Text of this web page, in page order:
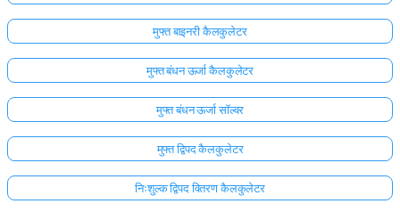
प्रश्न
नहीं
मुफ्त बाइनरी कैलकुलेटर
मुफ्त बंधन ऊर्जा कैलकुलेटर
मुफ्त बंधन ऊर्जा सॉल्वर
मुफ्त द्विपद कैलकुलेटर
निःशुल्क द्विपद वितरण कैलकुलेटर